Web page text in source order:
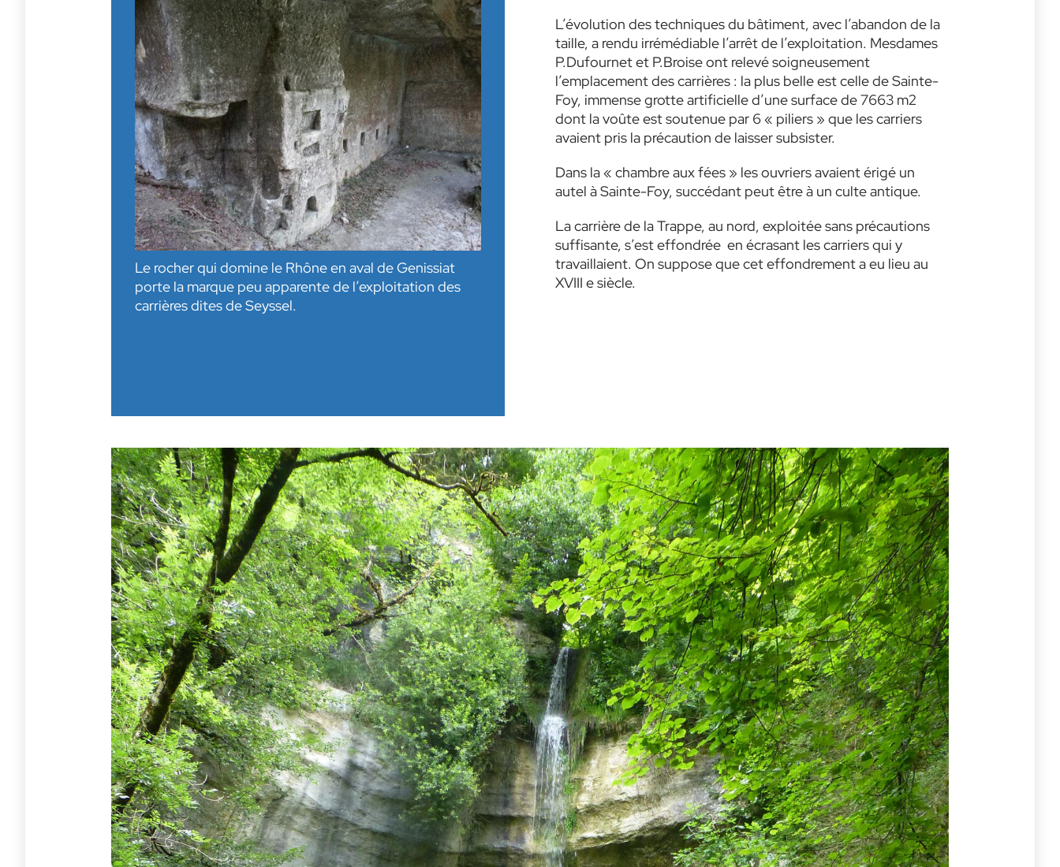
Le rocher qui domine le Rhône en aval de Genissiat
porte la marque peu apparente de l’exploitation des
carrières dites de Seyssel.
L’évolution des techniques du bâtiment, avec l’abandon de la
taille, a rendu irrémédiable l’arrêt de l’exploitation. Mesdames
P.Dufournet et P.Broise ont relevé soigneusement
l’emplacement des carrières : la plus belle est celle de Sainte-
Foy, immense grotte artificielle d’une surface de 7663 m2
dont la voûte est soutenue par 6 « piliers » que les carriers
avaient pris la précaution de laisser subsister.
Dans la « chambre aux fées » les ouvriers avaient érigé un
autel à Sainte-Foy, succédant peut être à un culte antique.
La carrière de la Trappe, au nord, exploitée sans précautions
suffisante, s’est effondrée en écrasant les carriers qui y
travaillaient. On suppose que cet effondrement a eu lieu au
XVIII e siècle.